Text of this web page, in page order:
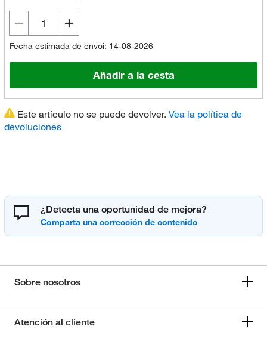
Fecha estimada de envoi: 14-08-2026
Añadir a la cesta
Este artículo no se puede devolver. Vea la política de
devoluciones
¿Detecta una oportunidad de mejora?
Sobre nosotros
Atención al cliente